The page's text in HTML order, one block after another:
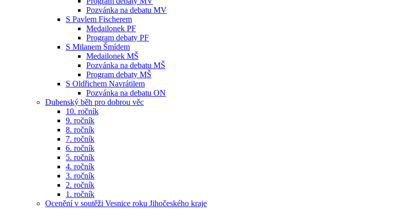
Pozvánka na debatu MV
S Pavlem Fischerem
Medailonek PF
Program debaty PF
S Milanem Šmídem
Medailonek MŠ
Pozvánka na debatu MŠ
Program debaty MŠ
S Oldřichem Navrátilem
Pozvánka na debatu ON
Dubenský běh pro dobrou věc
10. ročník
9. ročník
8. ročník
7. ročník
6. ročník
5. ročník
4. ročník
3. ročník
2. ročník
1. ročník
Ocenění v soutěži Vesnice roku Jihočeského kraje